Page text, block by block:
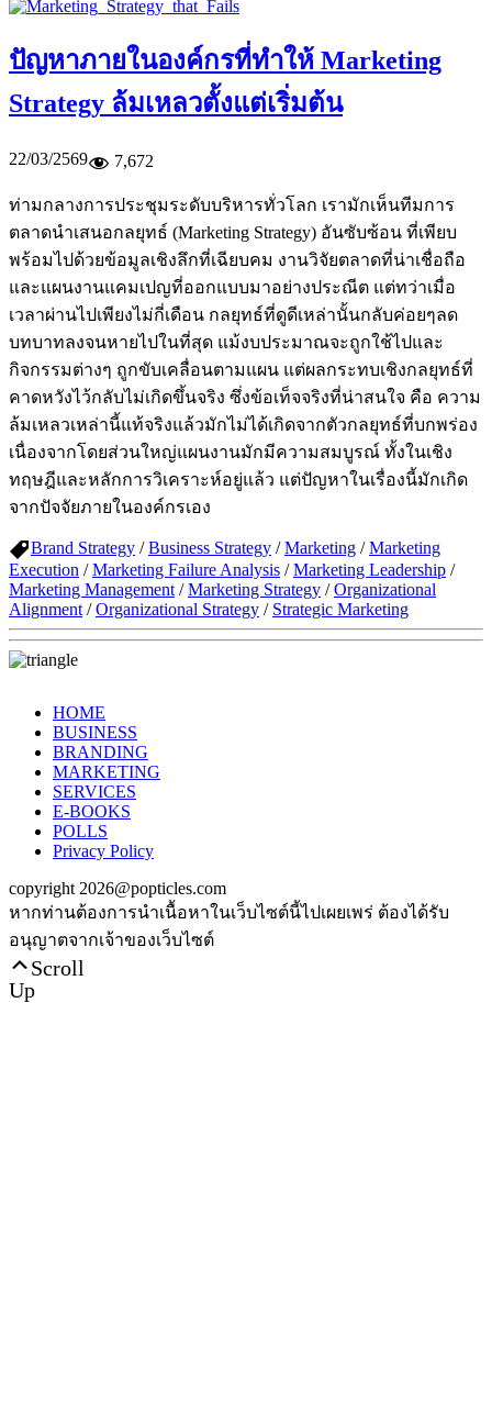
ปัญหาภายในองค์กรที่ทำให้ Marketing
Strategy ล้มเหลวตั้งแต่เริ่มต้น
22/03/2569 7,672
ท่ามกลางการประชุมระดับบริหารทั่วโลก เรามักเห็นทีมการ
ตลาดนำเสนอกลยุทธ์ (Marketing Strategy) อันซับซ้อน ที่เพียบ
พร้อมไปด้วยข้อมูลเชิงลึกที่เฉียบคม งานวิจัยตลาดที่น่าเชื่อถือ
และแผนงานแคมเปญที่ออกแบบมาอย่างประณีต แต่ทว่าเมื่อ
เวลาผ่านไปเพียงไม่กี่เดือน กลยุทธ์ที่ดูดีเหล่านั้นกลับค่อยๆลด
บทบาทลงจนหายไปในที่สุด แม้งบประมาณจะถูกใช้ไปและ
กิจกรรมต่างๆ ถูกขับเคลื่อนตามแผน แต่ผลกระทบเชิงกลยุทธ์ที่
คาดหวังไว้กลับไม่เกิดขึ้นจริง ซึ่งข้อเท็จจริงที่น่าสนใจ คือ ความ
ล้มเหลวเหล่านี้แท้จริงแล้วมักไม่ได้เกิดจากตัวกลยุทธ์ที่บกพร่อง
เนื่องจากโดยส่วนใหญ่แผนงานมักมีความสมบูรณ์ ทั้งในเชิง
ทฤษฎีและหลักการวิเคราะห์อยู่แล้ว แต่ปัญหาในเรื่องนี้มักเกิด
จากปัจจัยภายในองค์กรเอง
Brand Strategy /Business Strategy /Marketing /Marketing
Execution /Marketing Failure Analysis /Marketing Leadership /
Marketing Management /Marketing Strategy /Organizational
Alignment /Organizational Strategy / Strategic Marketing
HOME
BUSINESS
BRANDING
MARKETING
SERVICES
E-BOOKS
POLLS
Privacy Policy
copyright 2026@popticles.com
หากท่านต้องการนำเนื้อหาในเว็บไซต์นี้ไปเผยเพร่ ต้องได้รับ
อนุญาตจากเจ้าของเว็บไซต์
Scroll
Up